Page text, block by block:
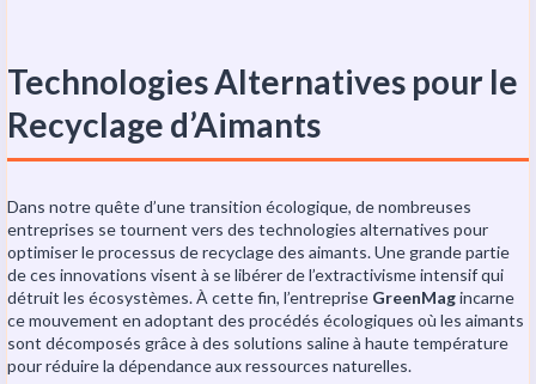
Technologies Alternatives pour le
Recyclage d’Aimants
Dans notre quête d’une transition écologique, de nombreuses
entreprises se tournent vers des technologies alternatives pour
optimiser le processus de recyclage des aimants. Une grande partie
de ces innovations visent à se libérer de l’extractivisme intensif qui
détruit les écosystèmes. À cette fin, l’entreprise GreenMagincarne
ce mouvement en adoptant des procédés écologiques où les aimants
sont décomposés grâce à des solutions saline à haute température
pour réduire la dépendance aux ressources naturelles.